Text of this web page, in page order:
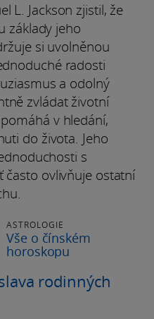
L. Jackson zjistil, že
základy jeho
si uvolněnou
radosti
a odolný
zvládat životní
v hledání,
do života. Jeho
s
často ovlivňuje ostatní
ASTROLOGIE
Vše o čínském
horoskopu
rodinných